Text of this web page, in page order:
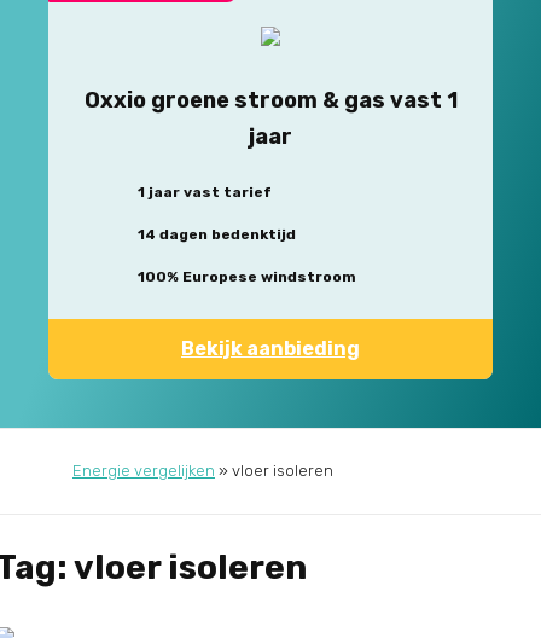
Oxxio groene stroom & gas vast 1
jaar
1 jaar vast tarief
14 dagen bedenktijd
100% Europese windstroom
Bekijk aanbieding
Energie vergelijken » vloer isoleren
vloer isoleren